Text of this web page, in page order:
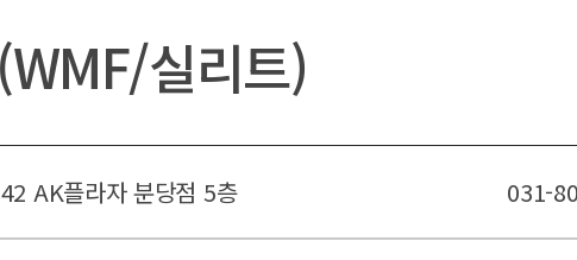
실리트)
AK플라자 분당점 5층 031-